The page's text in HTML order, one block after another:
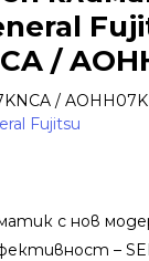
/
/
Fujitsu
с нов
–